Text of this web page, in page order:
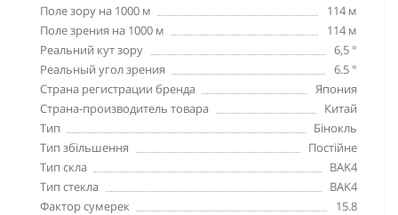
Поле зору на 1000 м
114 м
Поле зрения на 1000 м
114 м
Реальний кут зору
6,5 °
Реальный угол зрения
6.5 °
Страна регистрации бренда
Япония
Страна-производитель товара
Китай
Тип
Бінокль
Тип збільшення
Постійне
Тип скла
BAK4
Тип стекла
BAK4
Фактор сумерек
15.8